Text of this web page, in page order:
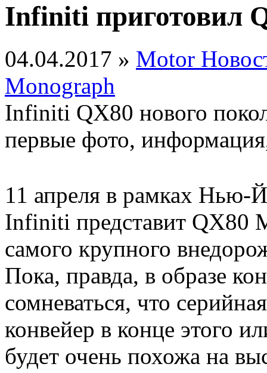
Infiniti приготовил
04.04.2017 » Motor
Monograph
Infiniti QX80 нового
первые фото,
11 апреля в рамках Нью-
Infiniti представит QX80
самого крупного
Пока, правда, в образе
сомневаться, что
конвейер в конце этого
будет очень похожа на